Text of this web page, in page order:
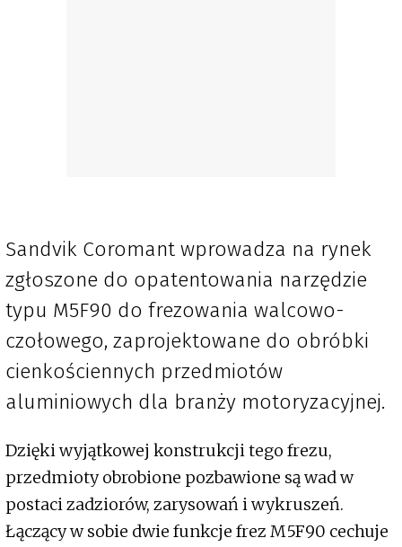
Sandvik Coromant wprowadza na rynek
zgłoszone do opatentowania narzędzie
typu M5F90 do frezowania walcowo-
czołowego, zaprojektowane do obróbki
cienkościennych przedmiotów
aluminiowych dla branży motoryzacyjnej.
Dzięki wyjątkowej konstrukcji tego frezu,
przedmioty obrobione pozbawione są wad w
postaci zadziorów, zarysowań i wykruszeń.
Łączący w sobie dwie funkcje frez M5F90 cechuje